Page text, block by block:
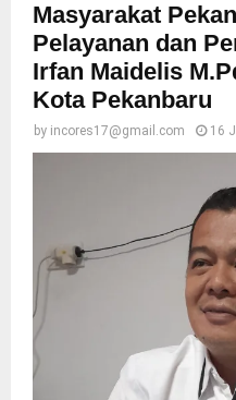
Masyarakat
Pelayanan dan
Irfan Maidelis
Kota Pekanbaru
by incores17@gmail.com 16